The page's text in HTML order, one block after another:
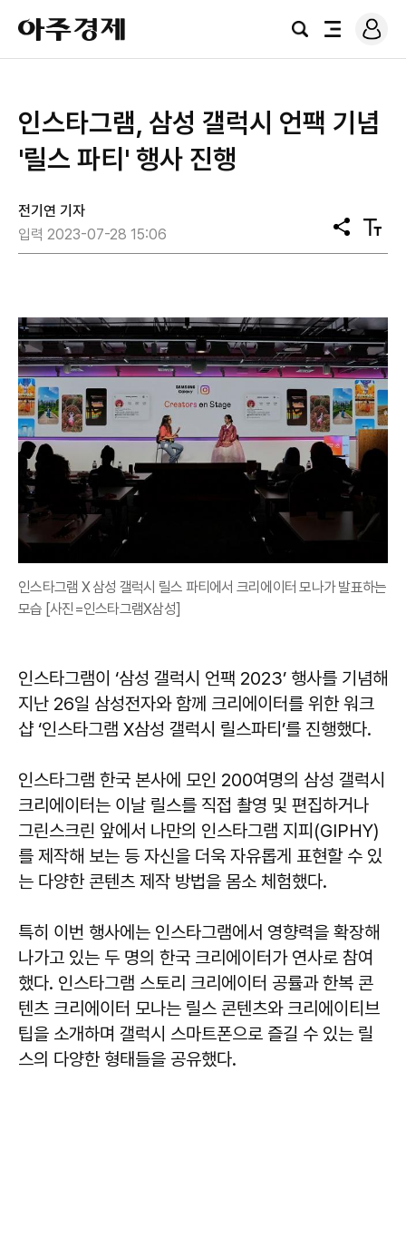
아
주
경
검
전
로
그
인스타그램, 삼성 갤럭시 언팩 기념
'릴스 파티' 행사 진행
전기연 기자
입력 2023-07-28 15:06
공
유
텍
스
인스타그램 X 삼성 갤럭시 릴스 파티에서 크리에이터 모나가 발표하는
모습 [사진=인스타그램X삼성]
인스타그램이 ‘삼성 갤럭시 언팩 2023’ 행사를 기념해
지난 26일 삼성전자와 함께 크리에이터를 위한 워크
샵 ‘인스타그램 X삼성 갤럭시 릴스파티’를 진행했다.
인스타그램 한국 본사에 모인 200여명의 삼성 갤럭시
크리에이터는 이날 릴스를 직접 촬영 및 편집하거나
그린스크린 앞에서 나만의 인스타그램 지피(GIPHY)
를 제작해 보는 등 자신을 더욱 자유롭게 표현할 수 있
는 다양한 콘텐츠 제작 방법을 몸소 체험했다.
특히 이번 행사에는 인스타그램에서 영향력을 확장해
나가고 있는 두 명의 한국 크리에이터가 연사로 참여
했다. 인스타그램 스토리 크리에이터 공률과 한복 콘
텐츠 크리에이터 모나는 릴스 콘텐츠와 크리에이티브
팁을 소개하며 갤럭시 스마트폰으로 즐길 수 있는 릴
스의 다양한 형태들을 공유했다.